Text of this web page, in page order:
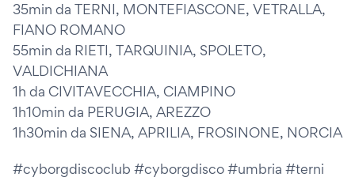
35min da TERNI, MONTEFIASCONE, VETRALLA,
FIANO ROMANO
55min da RIETI, TARQUINIA, SPOLETO,
VALDICHIANA
1h da CIVITAVECCHIA, CIAMPINO
1h10min da PERUGIA, AREZZO
1h30min da SIENA, APRILIA, FROSINONE, NORCIA
#cyborgdiscoclub #cyborgdisco #umbria #terni